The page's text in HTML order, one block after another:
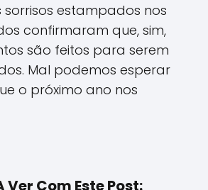
sorrisos estampados nos
confirmaram que, sim,
são feitos para serem
Mal podemos esperar
o próximo ano nos
Ver Com Este Post: